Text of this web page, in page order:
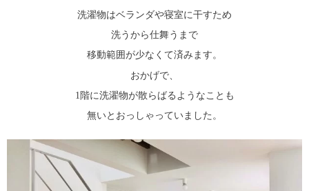
洗濯物はベランダや寝室に干すため
洗うから仕舞うまで
移動範囲が少なくて済みます。
おかげで、
1階に洗濯物が散らばるようなことも
無いとおっしゃっていました。